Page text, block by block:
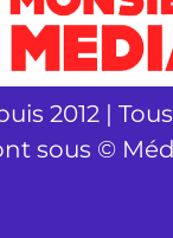
2012 |
sous ©